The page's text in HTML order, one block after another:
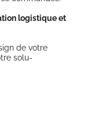
logis­tique et
de votre
solu­